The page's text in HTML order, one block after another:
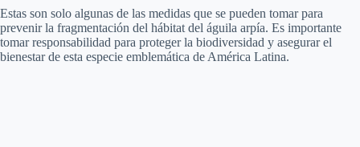
Estas son solo algunas de las medidas que se pueden tomar para
prevenir la fragmentación del hábitat del águila arpía. Es importante
tomar responsabilidad para proteger la biodiversidad y asegurar el
bienestar de esta especie emblemática de América Latina.